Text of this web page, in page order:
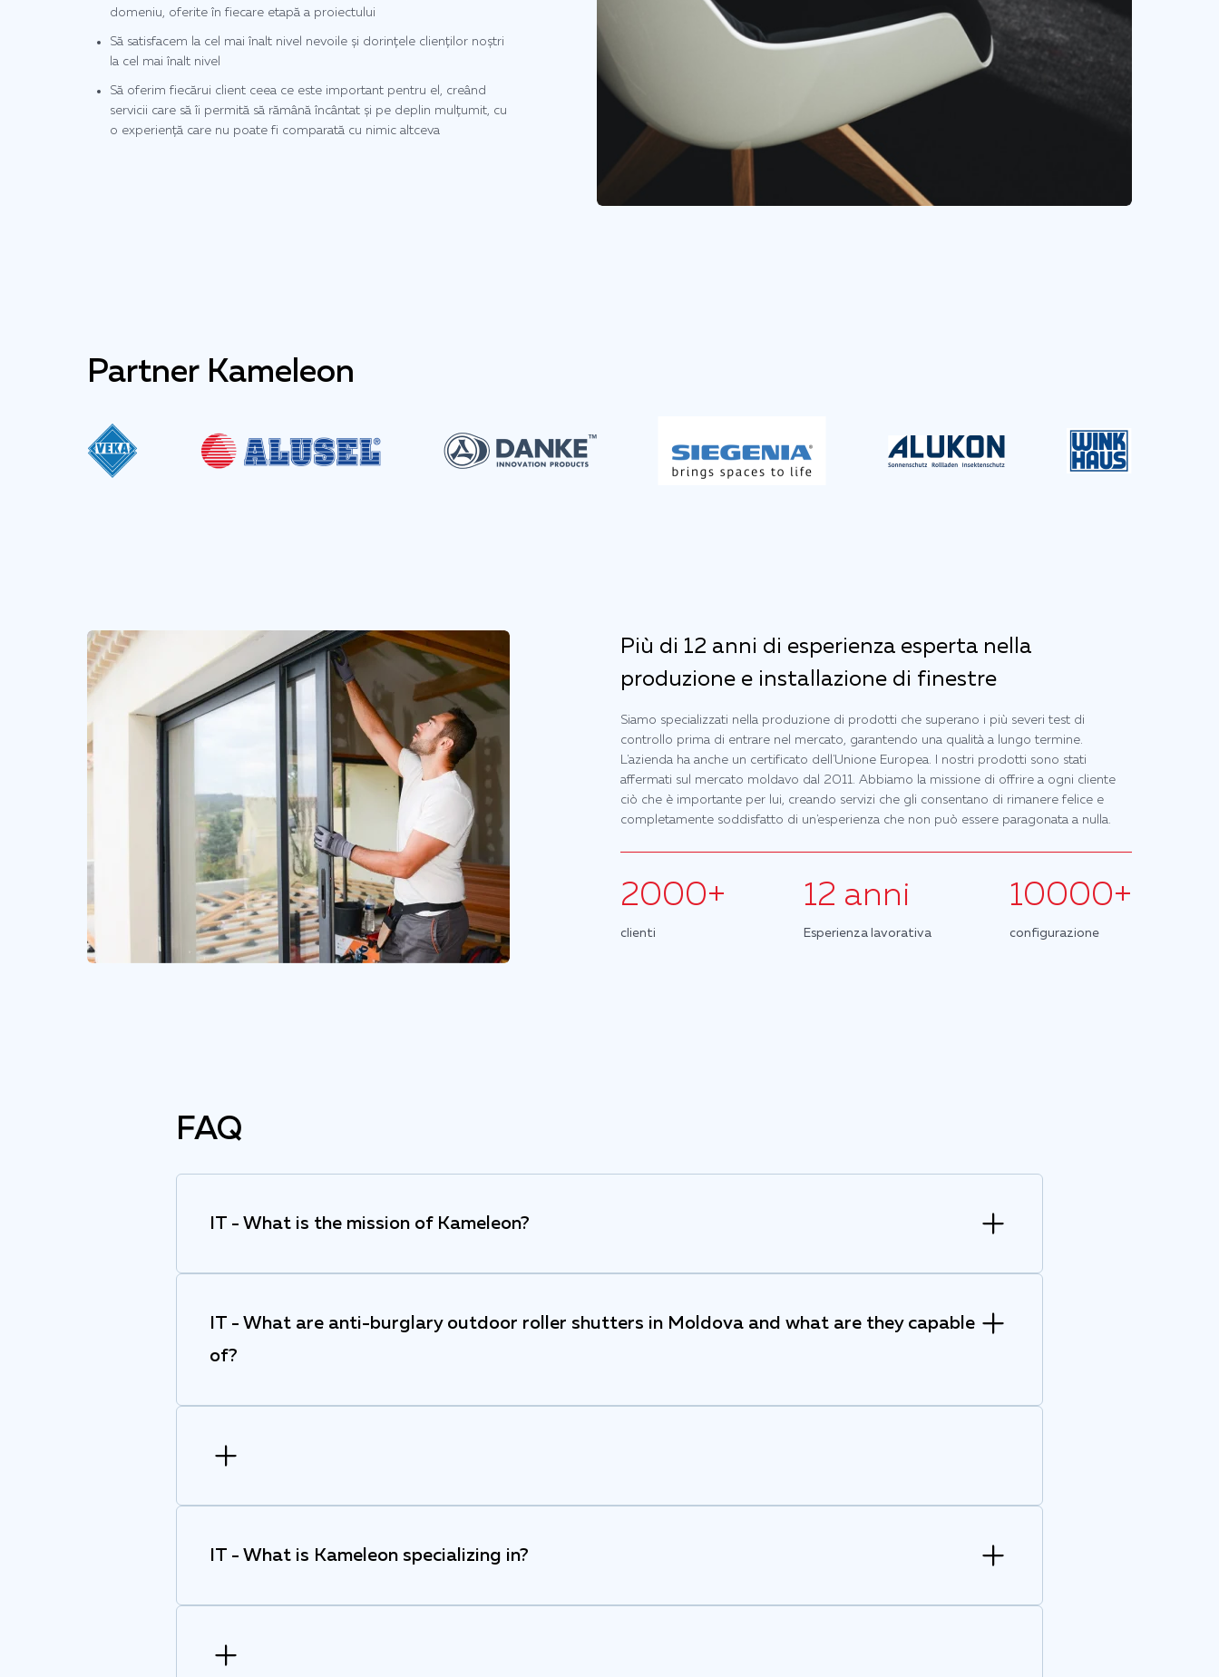
domeniu, oferite în fiecare etapă a proiectului
Să satisfacem la cel mai înalt nivel nevoile și dorințele clienților noștri
la cel mai înalt nivel
Să oferim fiecărui client ceea ce este important pentru el, creând
servicii care să îi permită să rămână încântat și pe deplin mulțumit, cu
o experiență care nu poate fi comparată cu nimic altceva
Partner Kameleon
Più di 12 anni di esperienza esperta nella
produzione e installazione di finestre
Siamo specializzati nella produzione di prodotti che superano i più severi test di
controllo prima di entrare nel mercato, garantendo una qualità a lungo termine.
L'azienda ha anche un certificato dell'Unione Europea. I nostri prodotti sono stati
affermati sul mercato moldavo dal 2011. Abbiamo la missione di offrire a ogni cliente
ciò che è importante per lui, creando servizi che gli consentano di rimanere felice e
completamente soddisfatto di un'esperienza che non può essere paragonata a nulla.
2000+
clienti
12 anni
Esperienza lavorativa
10000+
configurazione
FAQ
IT - What is the mission of Kameleon?
IT - What are anti-burglary outdoor roller shutters in Moldova and what are they capable
of?
IT - What is Kameleon specializing in?